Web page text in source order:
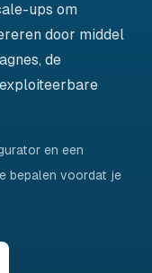
ups om
door middel
de
en een
bepalen voordat je